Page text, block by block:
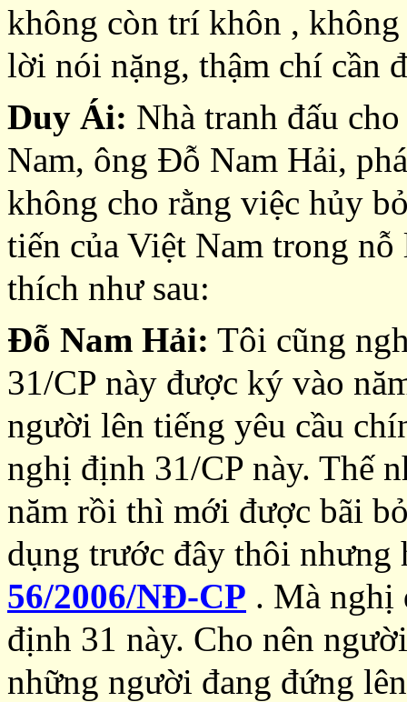
không còn trí khôn , không
lời nói nặng, thậm chí cần
Duy Ái: Nhà tranh đấu
Nam, ông Đỗ Nam Hải,
không cho rằng việc hủy
tiến của Việt Nam trong
thích như sau:
Đỗ Nam Hải: Tôi cũng
31/CP này được ký vào
người lên tiếng yêu cầu
nghị định 31/CP này. Thế
năm rồi thì mới được bãi
dụng trước đây thôi
56/2006/NĐ-CP . Mà nghị
định 31 này. Cho nên
những người đang đứng